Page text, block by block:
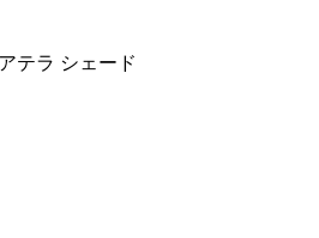
テラ シェード